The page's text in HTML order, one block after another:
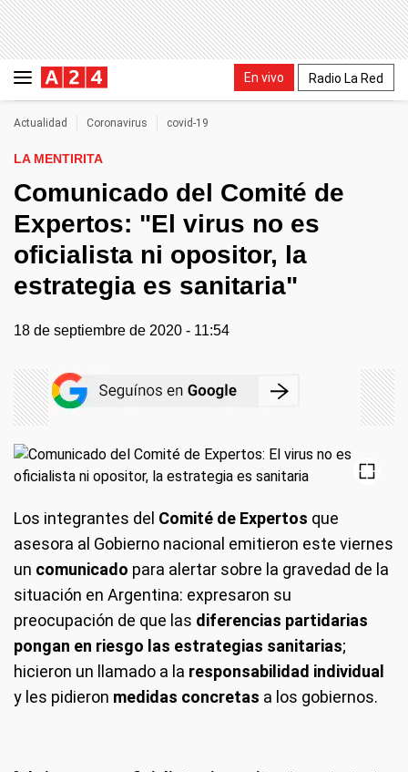
En vivo Radio La Red
Actualidad Coronavirus covid-19
LA MENTIRITA
Comunicado del Comité de
Expertos: "El virus no es
oficialista ni opositor, la
estrategia es sanitaria"
18 de septiembre de 2020 - 11:54
Los integrantes del Comité de Expertos que
asesora al Gobierno nacional emitieron este viernes
un comunicado para alertar sobre la gravedad de la
situación en Argentina: expresaron su
preocupación de que las diferencias partidarias
pongan en riesgo las estrategias sanitarias;
hicieron un llamado a la responsabilidad individual
y les pidieron medidas concretas a los gobiernos.